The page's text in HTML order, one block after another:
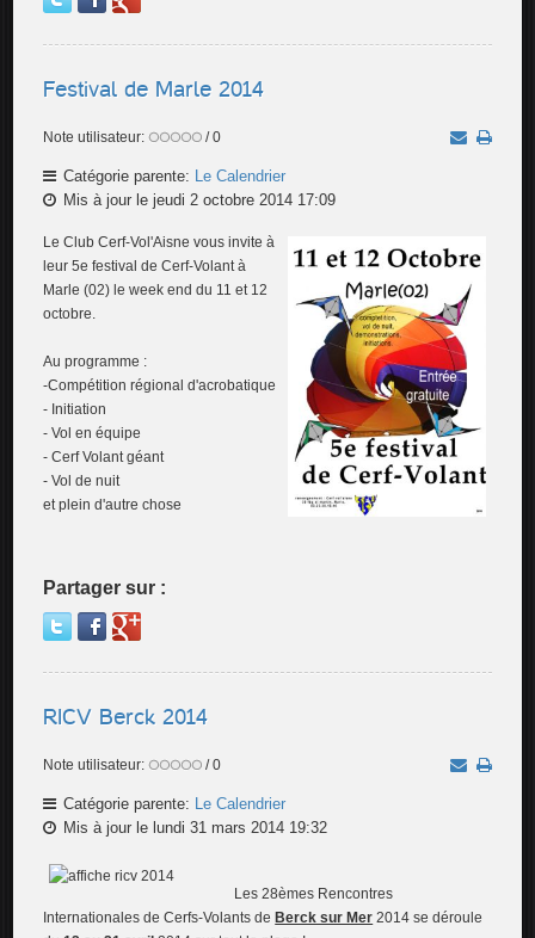
Festival de Marle 2014
Note utilisateur: / 0
Catégorie parente:
Le Calendrier
Mis à jour le jeudi 2 octobre 2014 17:09
Le Club Cerf-Vol'Aisne vous invite à
leur 5e festival de Cerf-Volant à
Marle (02) le week end du 11 et 12
octobre.
Au programme :
-Compétition régional d'acrobatique
- Initiation
- Vol en équipe
- Cerf Volant géant
- Vol de nuit
et plein d'autre chose
Partager sur :
RICV Berck 2014
Note utilisateur: / 0
Catégorie parente:
Le Calendrier
Mis à jour le lundi 31 mars 2014 19:32
Les 28èmes Rencontres
Internationales de Cerfs-Volants de Berck sur Mer 2014 se déroule